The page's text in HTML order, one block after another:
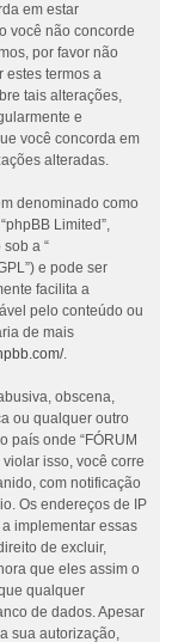
em estar
você não concorde
por favor não
estes termos a
tais alterações,
e
você concorda em
alteradas.
denominado como
Limited”,
a “
e pode ser
facilita a
pelo conteúdo ou
de mais
.
obscena,
ou qualquer outro
país onde “FÓRUM
isso, você corre
com notificação
Os endereços de IP
implementar essas
de excluir,
que eles assim o
qualquer
de dados. Apesar
sua autorização,